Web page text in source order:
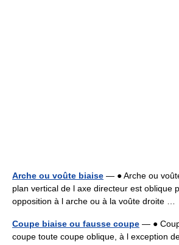
Arche ou voûte biaise — ● Arche ou
plan vertical de l axe directeur est oblique
opposition à l arche ou à la voûte droite …
Coupe biaise ou fausse coupe — ●
coupe toute coupe oblique, à l exception